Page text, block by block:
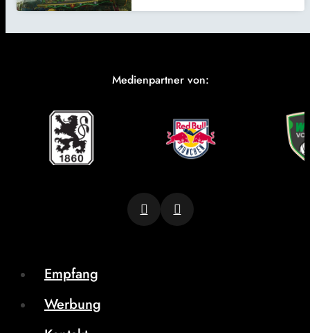
Medienpartner von:
Empfang
Werbung